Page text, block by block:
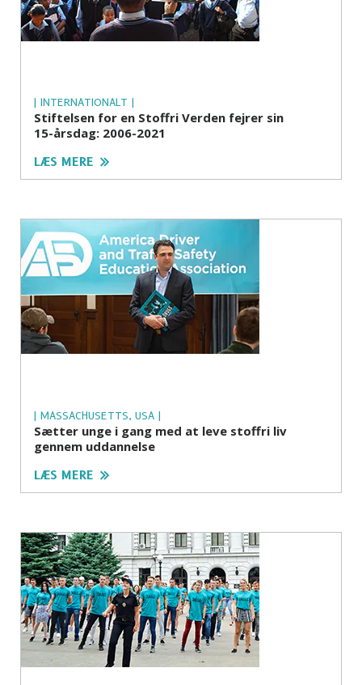
| INTERNATIONALT |
Stiftelsen for en Stoffri Verden fejrer sin
15-årsdag: 2006-2021
LÆS MERE
| MASSACHUSETTS, USA |
Sætter unge i gang med at leve stoffri liv
gennem uddannelse
LÆS MERE